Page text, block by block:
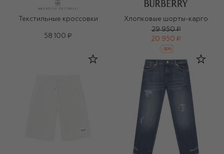
Текстильные кроссовки
58 100 ₽
Хлопковые шорты-карго
29 950 ₽
20 950 ₽
-30%